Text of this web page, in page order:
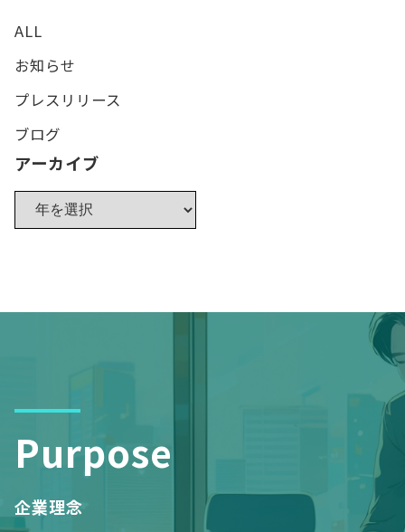
ALL
お知らせ
プレスリリース
ブログ
アーカイブ
Purpose
企業理念